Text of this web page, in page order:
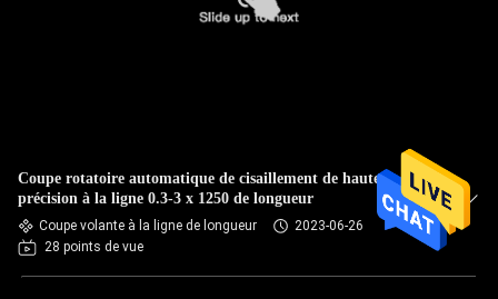
Coupe rotatoire automatique de cisaillement de haute
précision à la ligne 0.3-3 x 1250 de longueur
Coupe volante à la ligne de longueur
2023-06-26
28 points de vue